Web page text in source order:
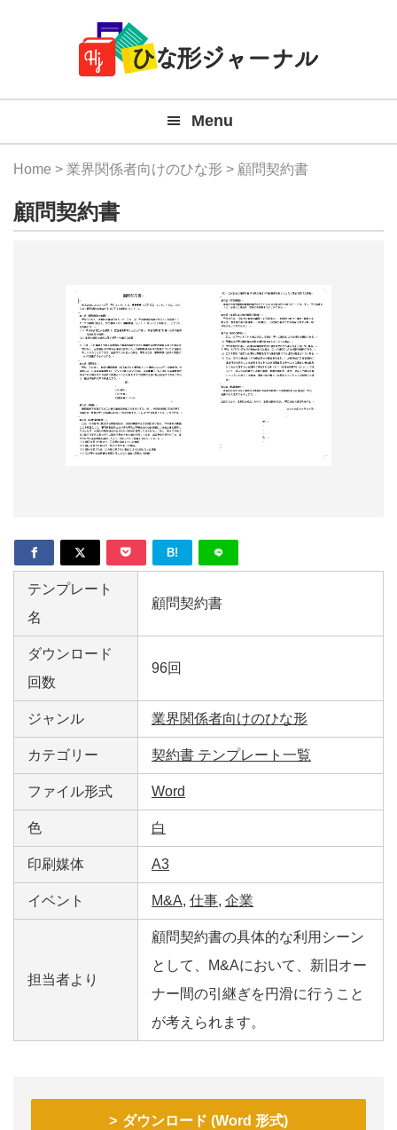
Navigation
料
テ
ー
『ひ
ジ
ル』
Menu
Home > 業界関係者向けのひな形 > 顧問契約書
顧問契約書
B!
テンプレート
名
顧問契約書
ダウンロード
回数
96回
ジャンル 業界関係者向けのひな形
カテゴリー 契約書 テンプレート一覧
ファイル形式 Word
色 白
印刷媒体 A3
イベント M&A, 仕事, 企業
担当者より
顧問契約書の具体的な利用シーン
として、M&Aにおいて、新旧オー
ナー間の引継ぎを円滑に行うこと
が考えられます。
ダウンロード (Word 形式)